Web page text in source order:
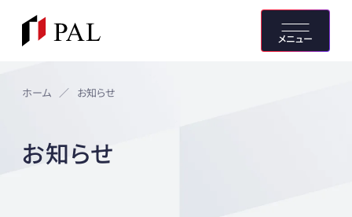
メニュー
ホーム ／ お知らせ
お知らせ